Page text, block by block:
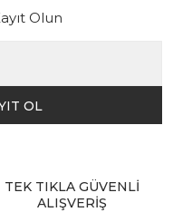
Olun
OL
TEK TIKLA GÜVENLİ
ALIŞVERİŞ